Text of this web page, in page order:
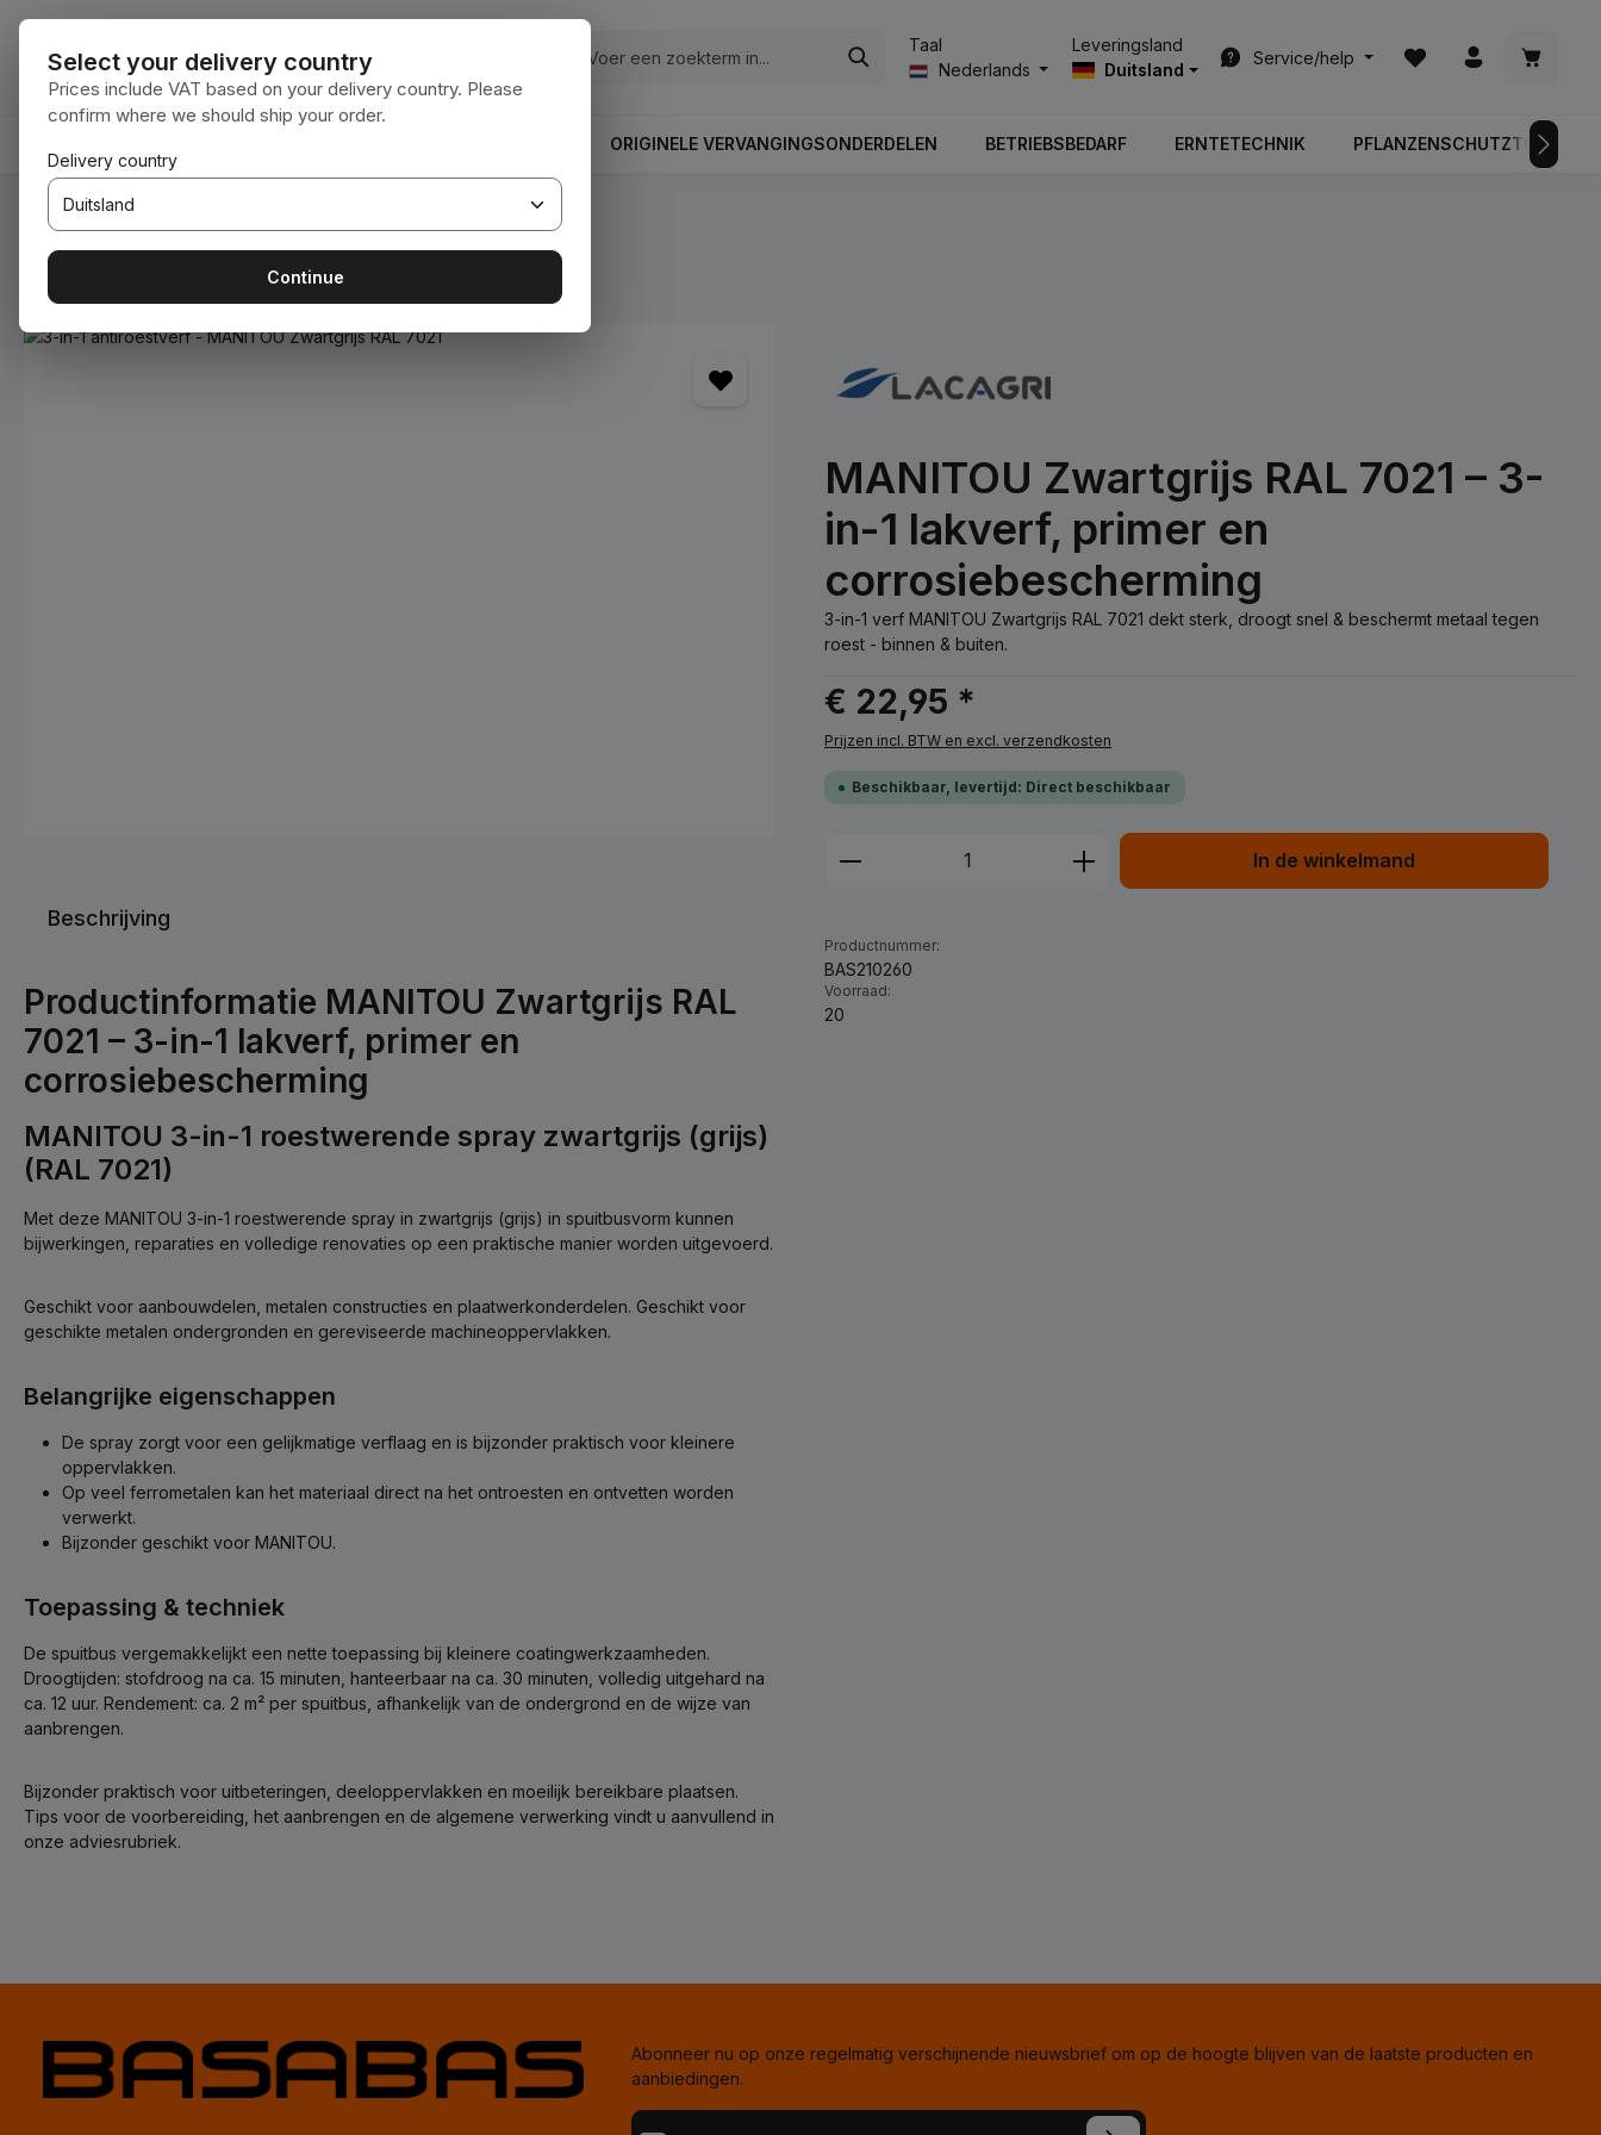
de hoofdinhoud
Ga naar de zoekopdracht
Ga naar de hoofdnavigatie
Taal
Nederlands
Leveringsland
Duitsland
Service/help
Je hebt 0 items op je
ORIGINELE VERVANGINGSONDERDELEN BETRIEBSBEDARF ERNTETECHNIK PFLANZENSCHUTZTECHNIK
U bent hier: Home Verbruiksmaterialen Verven en lakken
Afbeeldingengalerij overslaan
MANITOU Zwartgrijs RAL 7021 – 3-
in-1 lakverf, primer en
corrosiebescherming
3-in-1 verf MANITOU Zwartgrijs RAL 7021 dekt sterk, droogt snel & beschermt metaal tegen
roest - binnen & buiten.
€ 22,95 *
Prijzen incl. BTW en excl. verzendkosten
Beschikbaar, levertijd: Direct beschikbaar
Producthoeveelheid: Voer de gewenste hoeveelheid in
In de winkelmand
Productnummer:
BAS210260
Voorraad:
20
Beschrijving
Productinformatie MANITOU Zwartgrijs RAL
7021 – 3-in-1 lakverf, primer en
corrosiebescherming
MANITOU 3-in-1 roestwerende spray zwartgrijs (grijs)
(RAL 7021)
Met deze MANITOU 3-in-1 roestwerende spray in zwartgrijs (grijs) in spuitbusvorm kunnen
bijwerkingen, reparaties en volledige renovaties op een praktische manier worden uitgevoerd.
Geschikt voor aanbouwdelen, metalen constructies en plaatwerkonderdelen. Geschikt voor
geschikte metalen ondergronden en gereviseerde machineoppervlakken.
Belangrijke eigenschappen
De spray zorgt voor een gelijkmatige verflaag en is bijzonder praktisch voor kleinere
oppervlakken.
Op veel ferrometalen kan het materiaal direct na het ontroesten en ontvetten worden
verwerkt.
Bijzonder geschikt voor MANITOU.
Toepassing & techniek
De spuitbus vergemakkelijkt een nette toepassing bij kleinere coatingwerkzaamheden.
Droogtijden: stofdroog na ca. 15 minuten, hanteerbaar na ca. 30 minuten, volledig uitgehard na
ca. 12 uur. Rendement: ca. 2 m² per spuitbus, afhankelijk van de ondergrond en de wijze van
aanbrengen.
Bijzonder praktisch voor uitbeteringen, deeloppervlakken en moeilijk bereikbare plaatsen.
Tips voor de voorbereiding, het aanbrengen en de algemene verwerking vindt u aanvullend in
onze adviesrubriek.
Abonneer nu op onze regelmatig verschijnende nieuwsbrief om op de hoogte blijven van de laatste producten en
aanbiedingen.
E-mailadres*
Select your delivery country
Prices include VAT based on your delivery country. Please
confirm where we should ship your order.
Delivery country
Continue